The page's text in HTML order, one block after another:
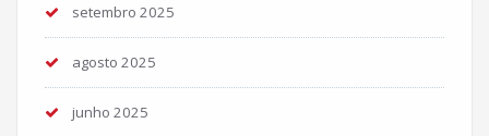
setembro 2025
agosto 2025
junho 2025